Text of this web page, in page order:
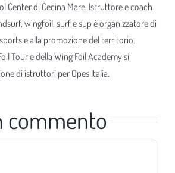
Center di Cecina Mare. Istruttore e coach
wingfoil, surf e sup è organizzatore di
e alla promozione del territorio.
Tour e della Wing Foil Academy si
di istruttori per Opes Italia.
commento